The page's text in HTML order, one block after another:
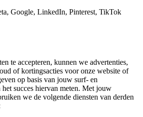
Google, LinkedIn, Pinterest, TikTok
te accepteren, kunnen we advertenties,
of kortingsacties voor onze website of
op basis van jouw surf- en
succes hiervan meten. Met jouw
we de volgende diensten van derden